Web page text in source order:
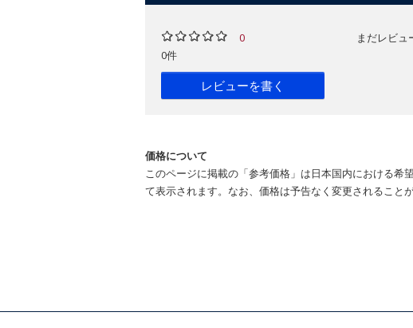
0
0件
レビューを書く
まだレビュ
価格について
このページに掲載の「参考価格」は日本国内における希
て表示されます。なお、価格は予告なく変更されること